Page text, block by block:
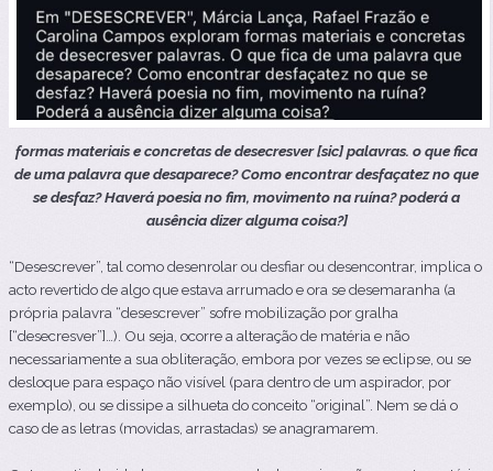
formas materiais e concretas de desecresver[sic]palavras. o que fica
de uma palavra que desaparece? Como encontrar desfaçatez no que
se desfaz? Haverá poesia no fim, movimento na ruína? poderá a
ausência dizer alguma coisa?]
“Desescrever”, tal como desenrolar ou desfiar ou desencontrar, implica o
acto revertido dealgo que estava arrumado e ora se desemaranha (a
própria palavra “desescrever” sofre mobilização por gralha
[“desecresver”]…). Ou seja, ocorre a alteração de matéria e não
necessariamente a sua obliteração, embora por vezes se eclipse, ou se
desloque para espaço não visível (para dentro de um aspirador, por
exemplo), ou se dissipe a silhueta do conceito “original”. Nem se dá o
caso de as letras (movidas, arrastadas) se anagramarem.